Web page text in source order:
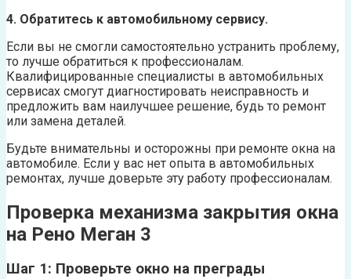
4. Обратитесь к автомобильному сервису.
Если вы не смогли самостоятельно устранить проблему,
то лучше обратиться к профессионалам.
Квалифицированные специалисты в автомобильных
сервисах смогут диагностировать неисправность и
предложить вам наилучшее решение, будь то ремонт
или замена деталей.
Будьте внимательны и осторожны при ремонте окна на
автомобиле. Если у вас нет опыта в автомобильных
ремонтах, лучше доверьте эту работу профессионалам.
Проверка механизма закрытия окна
на Рено Меган 3
Шаг 1: Проверьте окно на преграды